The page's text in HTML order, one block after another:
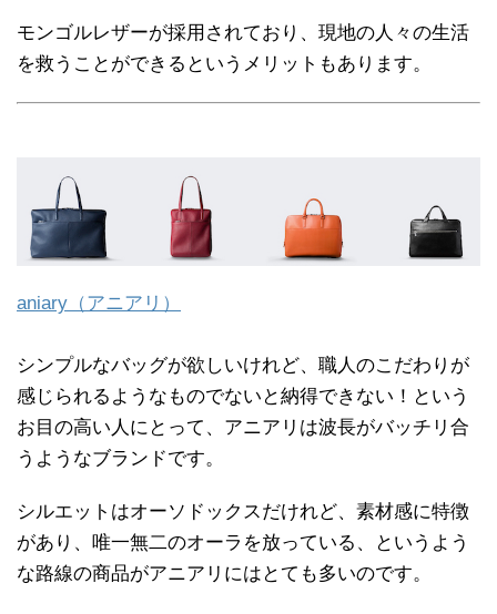
モンゴルレザーが採用されており、現地の人々の生活
を救うことができるというメリットもあります。
aniary（アニアリ）
シンプルなバッグが欲しいけれど、職人のこだわりが
感じられるようなものでないと納得できない！という
お目の高い人にとって、アニアリは波長がバッチリ合
うようなブランドです。
シルエットはオーソドックスだけれど、素材感に特徴
があり、唯一無二のオーラを放っている、というよう
な路線の商品がアニアリにはとても多いのです。